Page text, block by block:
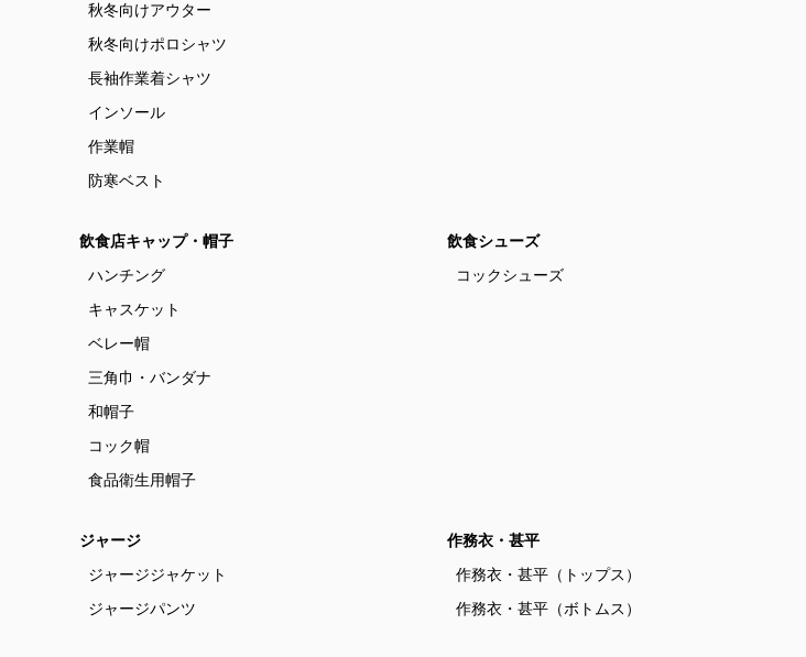
秋冬向けアウター
秋冬向けポロシャツ
長袖作業着シャツ
インソール
作業帽
防寒ベスト
飲食店キャップ・帽子
ハンチング
キャスケット
ベレー帽
三角巾・バンダナ
和帽子
コック帽
食品衛生用帽子
飲食シューズ
コックシューズ
ジャージ
ジャージジャケット
ジャージパンツ
作務衣・甚平
作務衣・甚平（トップス）
作務衣・甚平（ボトムス）